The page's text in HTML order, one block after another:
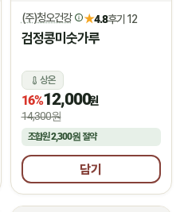
(주)청오건강 ★4.8후기 12
검정콩미숫가루
상온
16%12,000원
14,300원
조합원2,300원절약
담기